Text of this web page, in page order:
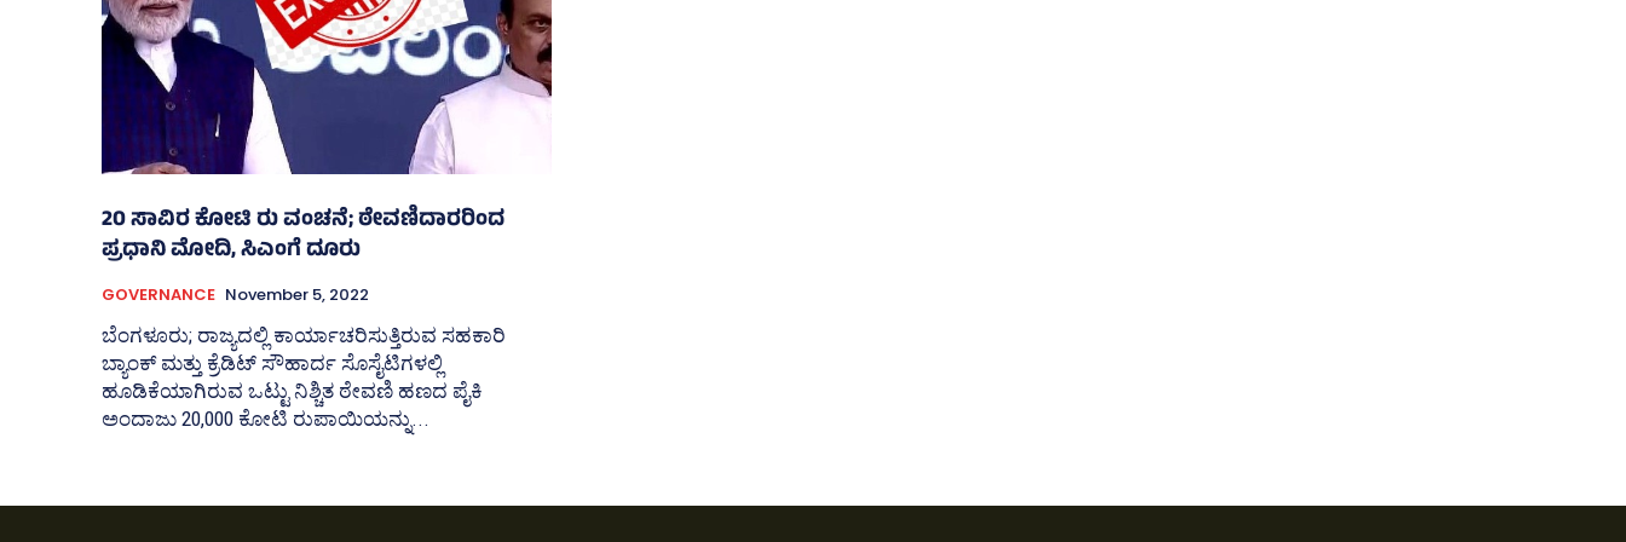
20 ಸಾವಿರ ಕೋಟಿ ರು ವಂಚನೆ; ಠೇವಣಿದಾರರಿಂದ
ಪ್ರಧಾನಿ ಮೋದಿ, ಸಿಎಂಗೆ ದೂರು
GOVERNANCE November 5, 2022
ಬೆಂಗಳೂರು; ರಾಜ್ಯದಲ್ಲಿ ಕಾರ್ಯಾಚರಿಸುತ್ತಿರುವ ಸಹಕಾರಿ
ಬ್ಯಾಂಕ್‌ ಮತ್ತು ಕ್ರೆಡಿಟ್‌ ಸೌಹಾರ್ದ ಸೊಸೈಟಿಗಳಲ್ಲಿ
ಹೂಡಿಕೆಯಾಗಿರುವ ಒಟ್ಟು ನಿಶ್ಚಿತ ಠೇವಣಿ ಹಣದ ಪೈಕಿ
ಅಂದಾಜು 20,000 ಕೋಟಿ ರುಪಾಯಿಯನ್ನು...